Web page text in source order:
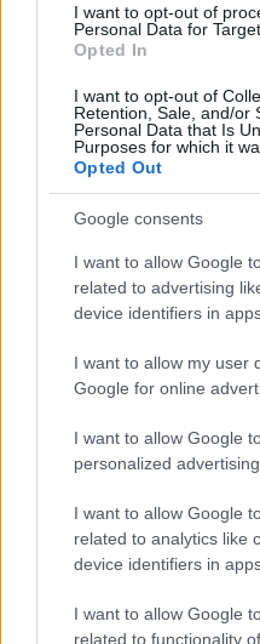
I want to opt-out of
Personal Data for
Opted In
I want to opt-out of
Retention, Sale, and/or
Personal Data that Is
Purposes for which it
Opted Out
Google consents
I want to allow Google
related to advertising
device identifiers in
I want to allow my user
Google for online
I want to allow Google
personalized advertising.
I want to allow Google
related to analytics like
device identifiers in
I want to allow Google
related to functionality
#Zorica Brunclik
#KEMIŠ